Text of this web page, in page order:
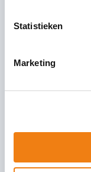
Statistieken
Marketing
SNF:
Per 1 februari
norm zijn een